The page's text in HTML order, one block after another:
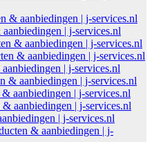
& aanbiedingen | j-services.nl
| j-services.nl
& aanbiedingen | j-services.nl
& aanbiedingen | j-services.nl
| j-services.nl
& aanbiedingen | j-services.nl
aanbiedingen | j-services.nl
aanbiedingen | j-services.nl
| j-services.nl
& aanbiedingen | j-